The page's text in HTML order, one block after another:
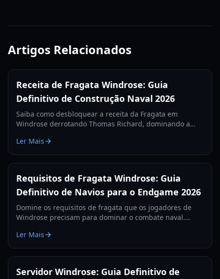
Artigos Relacionados
Receita de Fragata Windrose: Guia
Definitivo de Construção Naval 2026
Saiba como desbloquear a receita da Fragata em
Windrose derrotando Thomas Richard, dominando a
de Ferro.
Ler Mais
Requisitos de Fragata Windrose: Guia
Definitivo de Navios para o Endgame 2026
Domine os requisitos de fragata que os jogadores de
Windrose precisam para dominar o combate naval.
de defesa e táticas para 2026.
Ler Mais
Servidor Windrose: Guia Definitivo de